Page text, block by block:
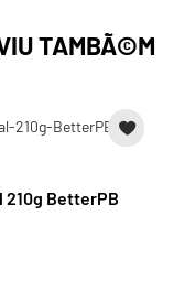
TAMBÃ©M
210g BetterPB